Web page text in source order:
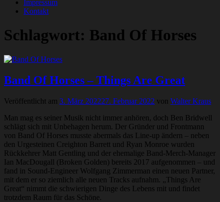
Impressum
Kontakt
Schlagwort: Band Of Horses
Band Of Horses – Things Are Great
Veröffentlicht am 3. März 202227. Februar 2022 von Walter Kraus
Man mag es seiner Musik nicht immer anhören, doch Ben Bridwell
schlägt sich mit Unbehagen herum. Der Gründer und Frontmann
von Band Of Horses musste abermals das Line-up ändern – neben
den Urgesteinen Creighton Barrett und Ryan Monroe wurden
Rückkehrer Matt Gentling und der ehemalige Band-Merch-Manager
Ian MacDougall (Broken Golden) bereits 2017 aufgenommen – und
fand in Sound-Engineer Wolfgang Zimmerman einen neuen Partner,
mit dem er so ziemlich alle neuen Tracks aufnahm. „Things Are
Great“ nimmt die schwierigen Dinge des Lebens mit und findet
trotzdem Raum für das Schöne.